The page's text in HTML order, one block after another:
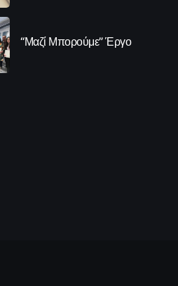
“Μαζί Μπορούμε” Έργο